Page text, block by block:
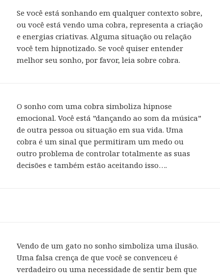
Se você está sonhando em qualquer contexto sobre,
ou você está vendo uma cobra, representa a criação
e energias criativas. Alguma situação ou relação
você tem hipnotizado. Se você quiser entender
melhor seu sonho, por favor, leia sobre cobra.
O sonho com uma cobra simboliza hipnose
emocional. Você está ”dançando ao som da música”
de outra pessoa ou situação em sua vida. Uma
cobra é um sinal que permitiram um medo ou
outro problema de controlar totalmente as suas
decisões e também estão aceitando isso….
Vendo de um gato no sonho simboliza uma ilusão.
Uma falsa crença de que você se convenceu é
verdadeiro ou uma necessidade de sentir bem que